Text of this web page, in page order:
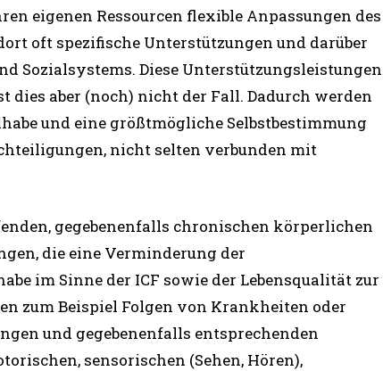
eigenen Ressourcen flexible Anpassungen des
oft spezifische Unterstützungen und darüber
Sozialsystems. Diese Unterstützungsleistungen
dies aber (noch) nicht der Fall. Dadurch werden
und eine größtmögliche Selbstbestimmung
nicht selten verbunden mit
gegebenenfalls chronischen körperlichen
die eine Verminderung der
im Sinne der ICF sowie der Lebensqualität zur
zum Beispiel Folgen von Krankheiten oder
und gegebenenfalls entsprechenden
sensorischen (Sehen, Hören),